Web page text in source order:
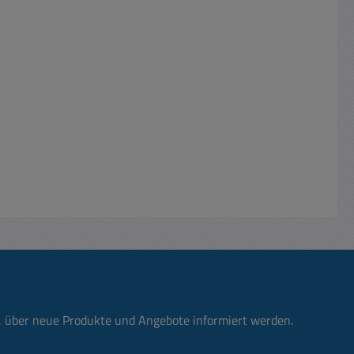
neue Produkte und Angebote informiert werden.